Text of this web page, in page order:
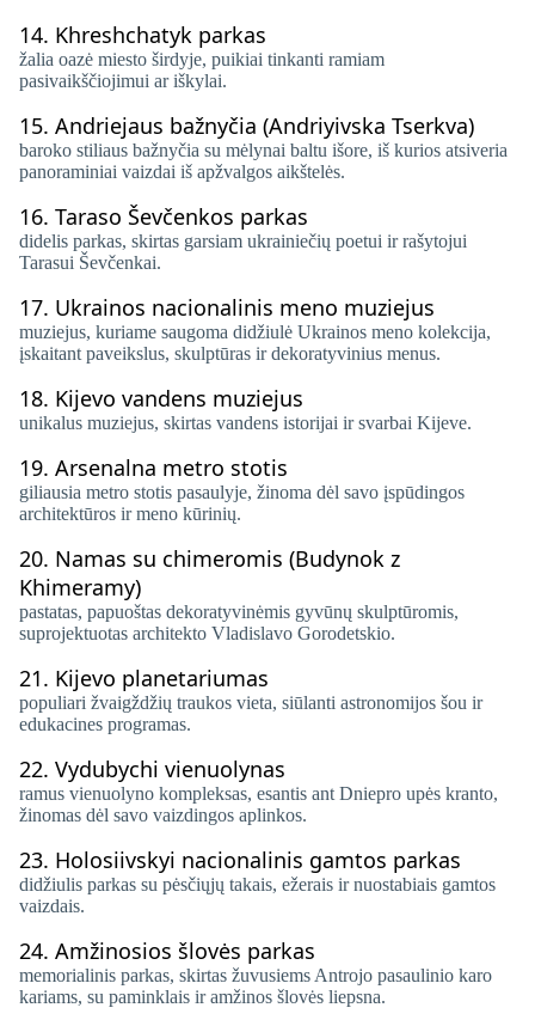
14. Khreshchatyk parkas
žalia oazė miesto širdyje, puikiai tinkanti ramiam
pasivaikščiojimui ar iškylai.
15. Andriejaus bažnyčia (Andriyivska Tserkva)
baroko stiliaus bažnyčia su mėlynai baltu išore, iš kurios atsiveria
panoraminiai vaizdai iš apžvalgos aikštelės.
16. Taraso Ševčenkos parkas
didelis parkas, skirtas garsiam ukrainiečių poetui ir rašytojui
Tarasui Ševčenkai.
17. Ukrainos nacionalinis meno muziejus
muziejus, kuriame saugoma didžiulė Ukrainos meno kolekcija,
įskaitant paveikslus, skulptūras ir dekoratyvinius menus.
18. Kijevo vandens muziejus
unikalus muziejus, skirtas vandens istorijai ir svarbai Kijeve.
19. Arsenalna metro stotis
giliausia metro stotis pasaulyje, žinoma dėl savo įspūdingos
architektūros ir meno kūrinių.
20. Namas su chimeromis (Budynok z
Khimeramy)
pastatas, papuoštas dekoratyvinėmis gyvūnų skulptūromis,
suprojektuotas architekto Vladislavo Gorodetskio.
21. Kijevo planetariumas
populiari žvaigždžių traukos vieta, siūlanti astronomijos šou ir
edukacines programas.
22. Vydubychi vienuolynas
ramus vienuolyno kompleksas, esantis ant Dniepro upės kranto,
žinomas dėl savo vaizdingos aplinkos.
23. Holosiivskyi nacionalinis gamtos parkas
didžiulis parkas su pėsčiųjų takais, ežerais ir nuostabiais gamtos
vaizdais.
24. Amžinosios šlovės parkas
memorialinis parkas, skirtas žuvusiems Antrojo pasaulinio karo
kariams, su paminklais ir amžinos šlovės liepsna.